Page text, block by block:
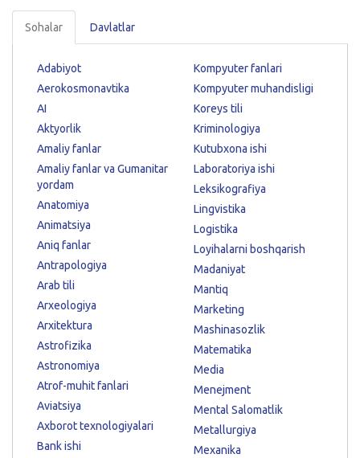
Sohalar Davlatlar
Adabiyot
Aerokosmonavtika
AI
Aktyorlik
Amaliy fanlar
Amaliy fanlar va Gumanitar
yordam
Anatomiya
Animatsiya
Aniq fanlar
Antrapologiya
Arab tili
Arxeologiya
Arxitektura
Astrofizika
Astronomiya
Atrof-muhit fanlari
Aviatsiya
Axborot texnologiyalari
Bank ishi
Kompyuter fanlari
Kompyuter muhandisligi
Koreys tili
Kriminologiya
Kutubxona ishi
Laboratoriya ishi
Leksikografiya
Lingvistika
Logistika
Loyihalarni boshqarish
Madaniyat
Mantiq
Marketing
Mashinasozlik
Matematika
Media
Menejment
Mental Salomatlik
Metallurgiya
Mexanika